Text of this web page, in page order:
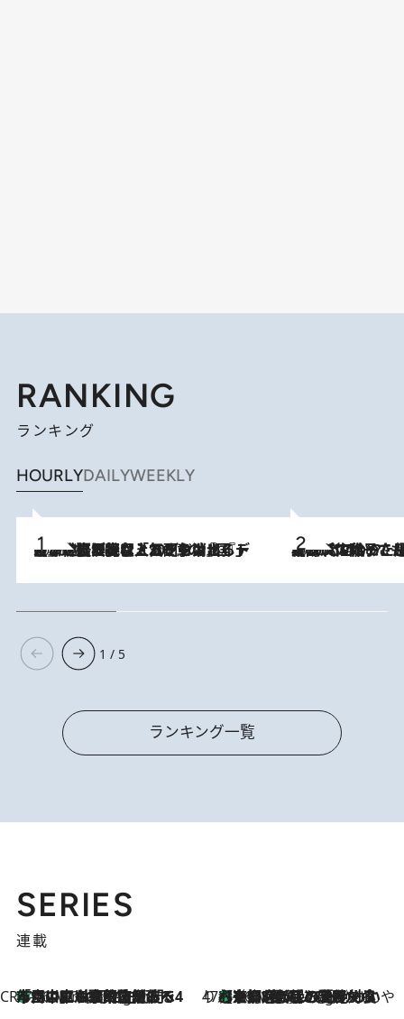
RANKING
ランキング
HOURLYDAILYWEEKLY
2026.8.5
【なぜ吉沢亮は「気配を消せる」のか？】興行収入208億の『国宝』を経て挑むミュージカル『ディア・エヴァン・ハンセン』。トップ俳優が舞台上でさらけ出した“孤独”とは 2026.8.5
【阿川佐和子さんの年とる力】なぜ70代で始めた趣味は“こんなに楽しい”のか？ ピアノ、俳句…スランプに陥っても続けられる“ある秘訣”とは
1 / 5
ランキング一覧
SERIES
連載
CREA'S CHOICE
46 Minutes Ago
「立川にも歌舞伎があるんだよ」 片岡仁左衛門・市川中車ら豪華座組みで4年目の立川立飛歌舞伎へ 47都道府県の手みやげ ひんやりスイーツで夏を満喫
46 Minutes Ago
【京都府】この夏絶対食べたい 冷やしておいしいおやつ3選 ひと口目から心を掴む新緑のテリーヌ